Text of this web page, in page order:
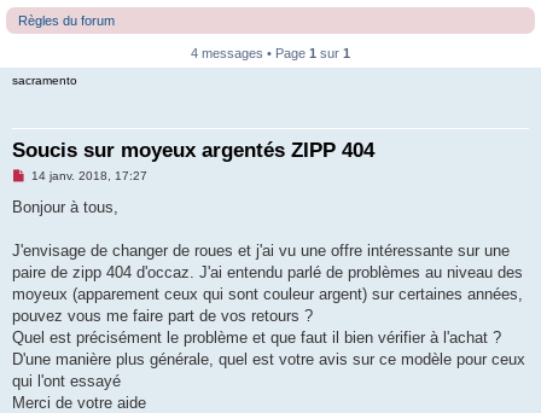
Règles du forum
4 messages • Page 1 sur 1
sacramento
Soucis sur moyeux argentés ZIPP 404
M
s
g
n
o
l
u
14 janv. 2018, 17:27
Bonjour à tous,
J'envisage de changer de roues et j'ai vu une offre intéressante sur une
paire de zipp 404 d'occaz. J'ai entendu parlé de problèmes au niveau des
moyeux (apparement ceux qui sont couleur argent) sur certaines années,
pouvez vous me faire part de vos retours ?
Quel est précisément le problème et que faut il bien vérifier à l'achat ?
D'une manière plus générale, quel est votre avis sur ce modèle pour ceux
qui l'ont essayé
Merci de votre aide